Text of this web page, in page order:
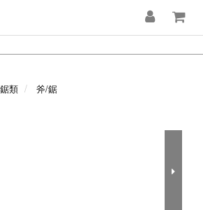
類 斧/鋸